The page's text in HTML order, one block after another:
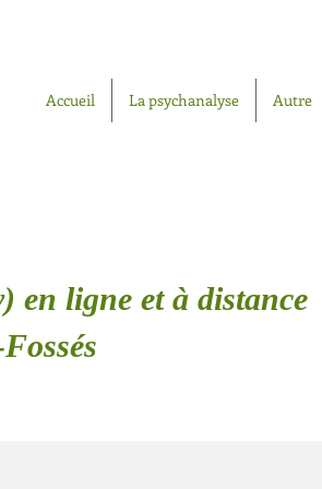
Accueil La psychanalyse Autre
en ligne et à distance